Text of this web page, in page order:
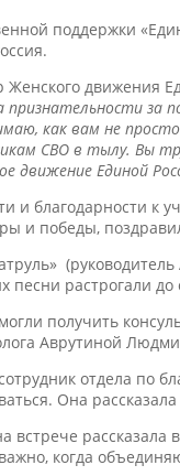
поддержки
движения
за
как вам не
СВО в тылу. Вы
движение Единой
и благодарности к
и победы,
песни растрогали до
получить
Аврутиной
отдела по
Она
встрече
когда